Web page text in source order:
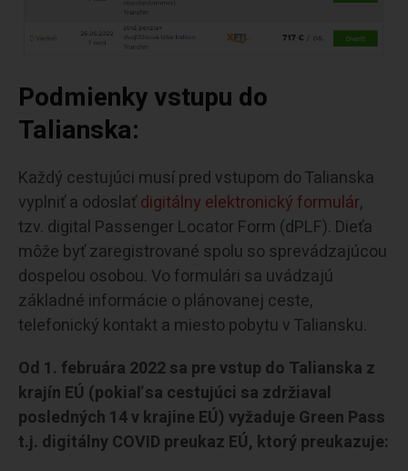
Podmienky vstupu do
Talianska:
Každý cestujúci musí pred vstupom do Talianska
vyplniť a odoslaťdigitálny elektronický formulár,
tzv. digital Passenger Locator Form (dPLF). Dieťa
môže byť zaregistrované spolu so sprevádzajúcou
dospelou osobou. Vo formulári sa uvádzajú
základné informácie o plánovanej ceste,
telefonický kontakt a miesto pobytu v Taliansku.
Od 1. februára 2022 sa pre vstup do Talianska z
krajín EÚ (pokiaľ sa cestujúci sa zdržiaval
posledných 14 v krajine EÚ) vyžaduje Green Pass
t.j. digitálny COVID preukaz EÚ, ktorý preukazuje: